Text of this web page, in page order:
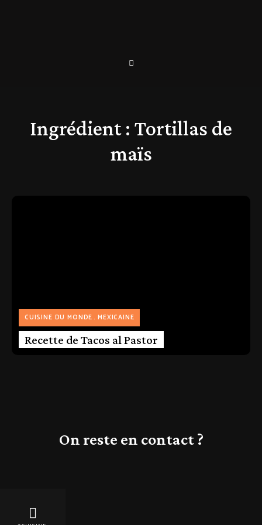
Ingrédient : Tortillas de
maïs
CUISINE DU MONDE MEXICAINE
Recette de Tacos al Pastor
On reste en contact ?